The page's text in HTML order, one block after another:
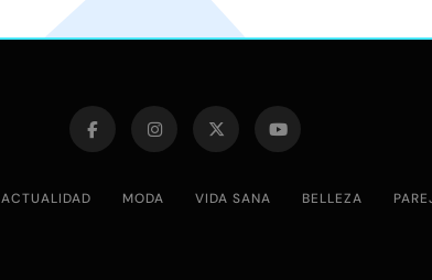
ACTUALIDAD MODA VIDA SANA BELLEZA